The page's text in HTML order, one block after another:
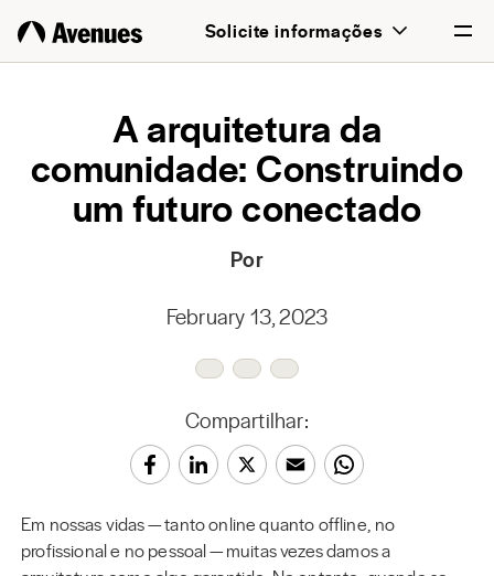
Solicite informações
A arquitetura da
comunidade: Construindo
um futuro conectado
Por
February 13, 2023
Compartilhar:
Em nossas vidas — tanto online quanto offline, no
profissional e no pessoal — muitas vezes damos a